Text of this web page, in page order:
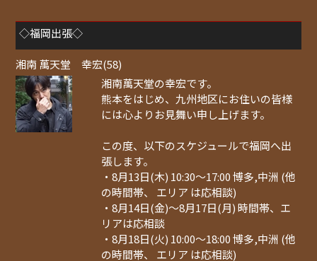
◇福岡出張◇
湘南 萬天堂 幸宏(58)
湘南萬天堂の幸宏です。
熊本をはじめ、九州地区にお住いの皆様
には心よりお見舞い申し上げます。
この度、以下のスケジュールで福岡へ出
張します。
・8月13日(木) 10:30～17:00 博多,中洲 (他
の時間帯、 エリア は応相談)
・8月14日(金)～8月17日(月) 時間帯、エ
リアは応相談
・8月18日(火) 10:00～18:00 博多,中洲 (他
の時間帯、 エリア は応相談)